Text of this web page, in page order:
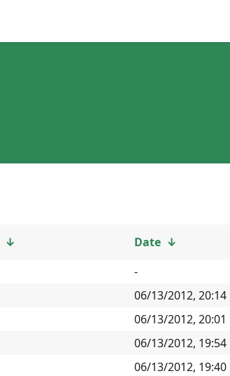
↓ Date ↓
-
06/13/2012, 20:14
06/13/2012, 20:01
06/13/2012, 19:54
06/13/2012, 19:40